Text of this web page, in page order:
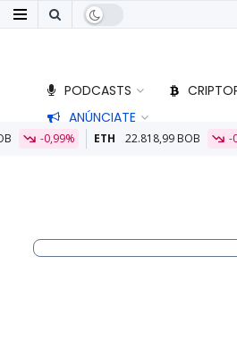
PODCASTS
ANÚNCIATE
22.818,99 BOB -0,27% Aliado